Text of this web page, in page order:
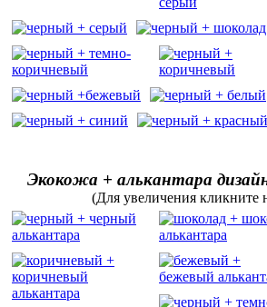
Экокожа + алькантара
(Для увеличения кликните